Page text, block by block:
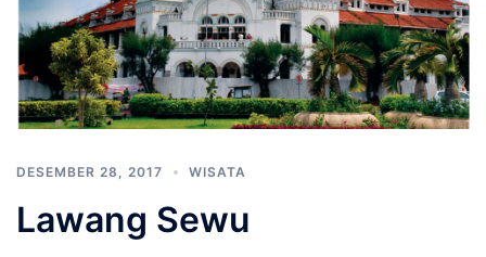
DESEMBER 28, 2017 WISATA
Lawang Sewu